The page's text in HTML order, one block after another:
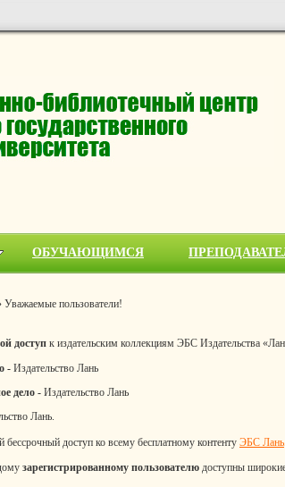
ОБУЧАЮЩИМСЯ
Уважаемые пользователи!
доступ к издательским коллекциям ЭБС Издательства
- Издательство Лань
дело - Издательство Лань
Лань.
доступ ко всему бесплатному контенту ЭБС Лань
зарегистрированному пользователю доступны